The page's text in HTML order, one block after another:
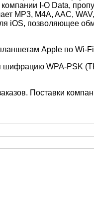
I-O Data,
MP3, M4A, AAC, WAV,
iOS, позволяющее
шифрацию WPA-PSK
Поставки